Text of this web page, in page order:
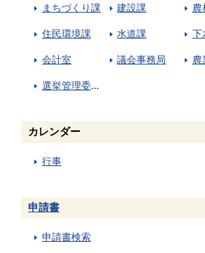
まちづくり課 建設課 農
住民環境課 水道課 下
会計室 議会事務局 農
選挙管理委員会
カレンダー
行事
申請書
申請書検索